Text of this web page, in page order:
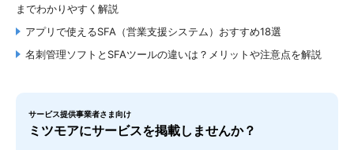
株式会社プラスアルファ・コンサルティング
3.0 件）
までわかりやすく解説
アプリで使えるSFA（営業支援システム）おすすめ18選
名刺管理ソフトとSFAツールの違いは？メリットや注意点を解説
サービス提供事業者さま向け
ミツモアにサービスを掲載しませんか？